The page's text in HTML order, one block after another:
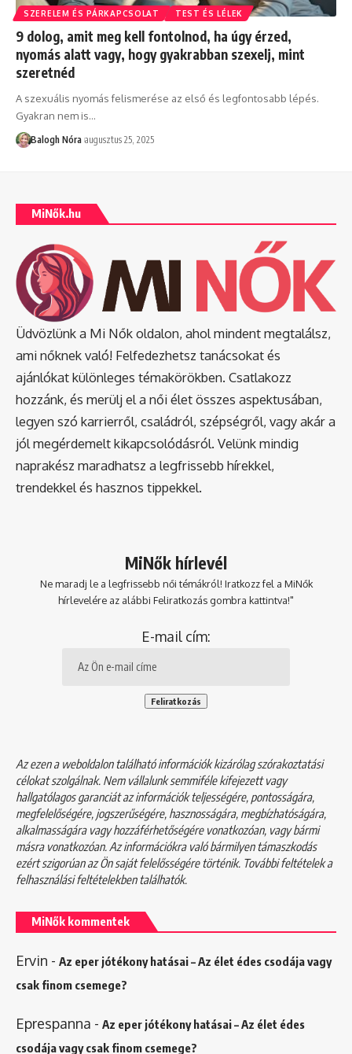
SZERELEM ÉS PÁRKAPCSOLAT TEST ÉS LÉLEK
9 dolog, amit meg kell fontolnod, ha úgy érzed,
nyomás alatt vagy, hogy gyakrabban szexelj, mint
szeretnéd
A szexuális nyomás felismerése az első és legfontosabb lépés.
Gyakran nem is…
Balogh Nóra augusztus 25, 2025
MiNők.hu
Üdvözlünk a Mi Nők oldalon, ahol mindent megtalálsz,
ami nőknek való! Felfedezhetsz tanácsokat és
ajánlókat különleges témakörökben. Csatlakozz
hozzánk, és merülj el a női élet összes aspektusában,
legyen szó karrierről, családról, szépségről, vagy akár a
jól megérdemelt kikapcsolódásról. Velünk mindig
naprakész maradhatsz a legfrissebb hírekkel,
trendekkel és hasznos tippekkel.
MiNők hírlevél
Ne maradj le a legfrissebb női témákról! Iratkozz fel a MiNők
hírlevelére az alábbi Feliratkozás gombra kattintva!"
E-mail cím:
Az ezen a weboldalon található információk kizárólag szórakoztatási
célokat szolgálnak. Nem vállalunk semmiféle kifejezett vagy
hallgatólagos garanciát az információk teljességére, pontosságára,
megfelelőségére, jogszerűségére, hasznosságára, megbízhatóságára,
alkalmasságára vagy hozzáférhetőségére vonatkozóan, vagy bármi
másra vonatkozóan. Az információkra való bármilyen támaszkodás
ezért szigorúan az Ön saját felelősségére történik. További feltételek a
felhasználási feltételekbentalálhatók.
MiNők kommentek
Ervin - Az eper jótékony hatásai – Az élet édes csodája vagy
csak finom csemege?
Eprespanna - Az eper jótékony hatásai – Az élet édes
csodája vagy csak finom csemege?